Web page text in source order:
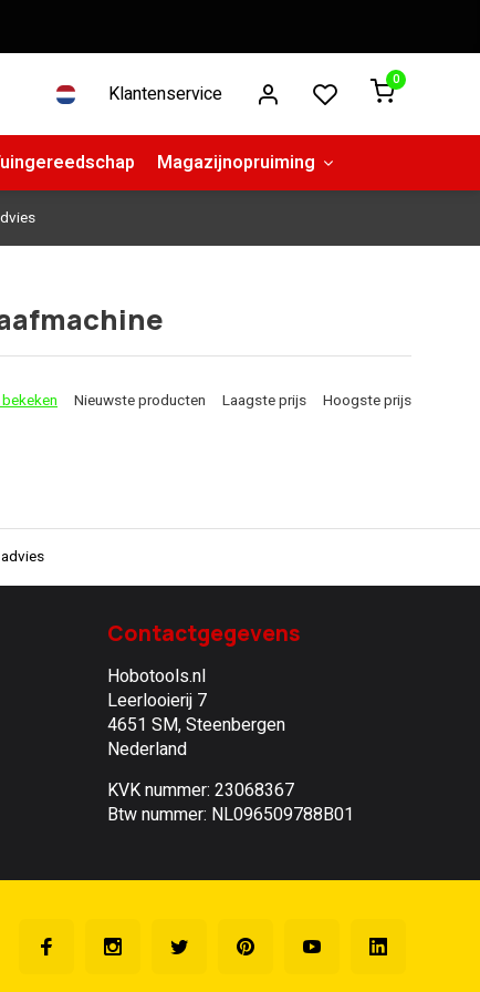
Klantenservice
0
Magazijnopruiming
Nieuwste producten Laagste prijs Hoogste prijs
Contactgegevens
Hobotools.nl
Leerlooierij 7
4651 SM, Steenbergen
Nederland
KVK nummer: 23068367
Btw nummer: NL096509788B01